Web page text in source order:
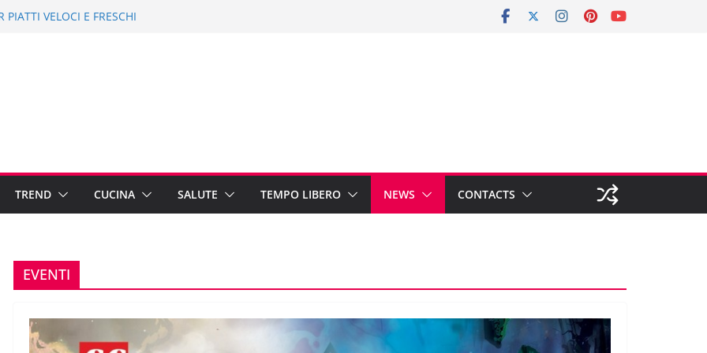
PIATTI VELOCI E FRESCHI
NON SOLO MARE
1-15 AGOSTO 2019
FANTASMA
TREND CUCINA SALUTE TEMPO LIBERO NEWS CONTACTS
EVENTI